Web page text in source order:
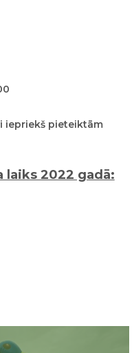
iepriekš pieteiktām
laiks 2022 gadā: